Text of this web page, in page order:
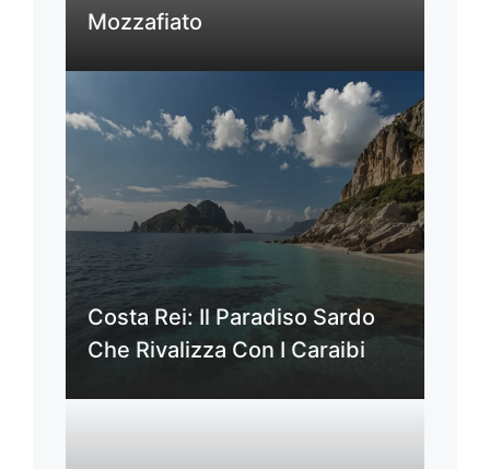
Mozzafiato
Costa Rei: Il Paradiso Sardo
Che Rivalizza Con I Caraibi